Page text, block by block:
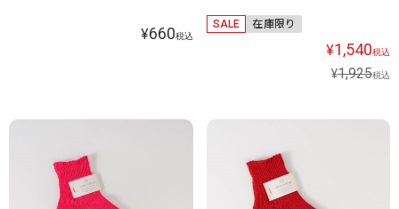
¥660税込
SALE 在庫限り
¥1,540税込
¥1,925税込